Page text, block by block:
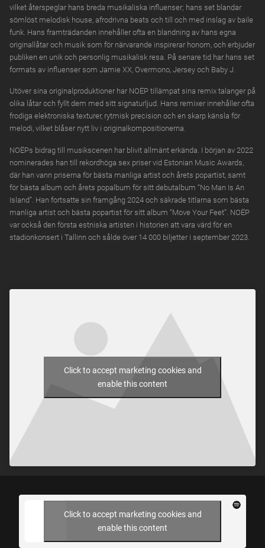
vilket återspeglar hans breda musikaliska influenser; hans set blandar
sömlöst melodisk house, afrodrivna beats och till och med inslag av baile
funk. Hans framträdanden innehåller ofta en blandning av hans egna
originallåtar och musik som för närvarande inspirerar honom, och erbjuder
publiken en unik och personlig musikalisk resa. På senare tid har hans set
formats av influenser som Jamie XX, Overmono, Jersey och Baby J.
Utöver sina originalproduktioner har NOËP tillämpat sina remix talanger på
olika låtar och fyllt dem med sitt signaturljud. Hans remixer innehåller ofta
frodiga elektroniska texturer, rytmisk precision och en skarp känsla för
melodi, vilket blåser nytt liv i originalkompositionerna.
NOËPs bidrag till musikscenen har blivit allmänt erkända. I början av 2022
nominerades han till rekordhöga sex priser vid Estonian Music Awards,
där han vann priserna för bästa manliga artist och årets popartist, samt
för bästa album och årets popalbum för sitt debutalbum “No Man Is An
Island”. Han fortsatte sin framgång 2024 och säkrade titlarna som bästa
manliga artist och bästa popartist för sitt album “Move Your Feet”. NOËP
var också den första estniska artisten i historien att vara värd för en
stadionkonsert i Tallinn och sålde över 14 000 biljetter i september 2023.
Click to accept marketing cookies and
enable this content
Click to accept marketing cookies and
enable this content